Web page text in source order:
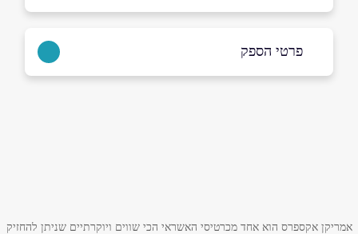
פרטי הספק
אמריקן אקספרס הוא אחד מכרטיסי האשראי הכי שווים ויוקרתיים שניתן להחזיק